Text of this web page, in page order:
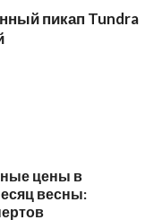
пикап Tundra
цены в
весны: